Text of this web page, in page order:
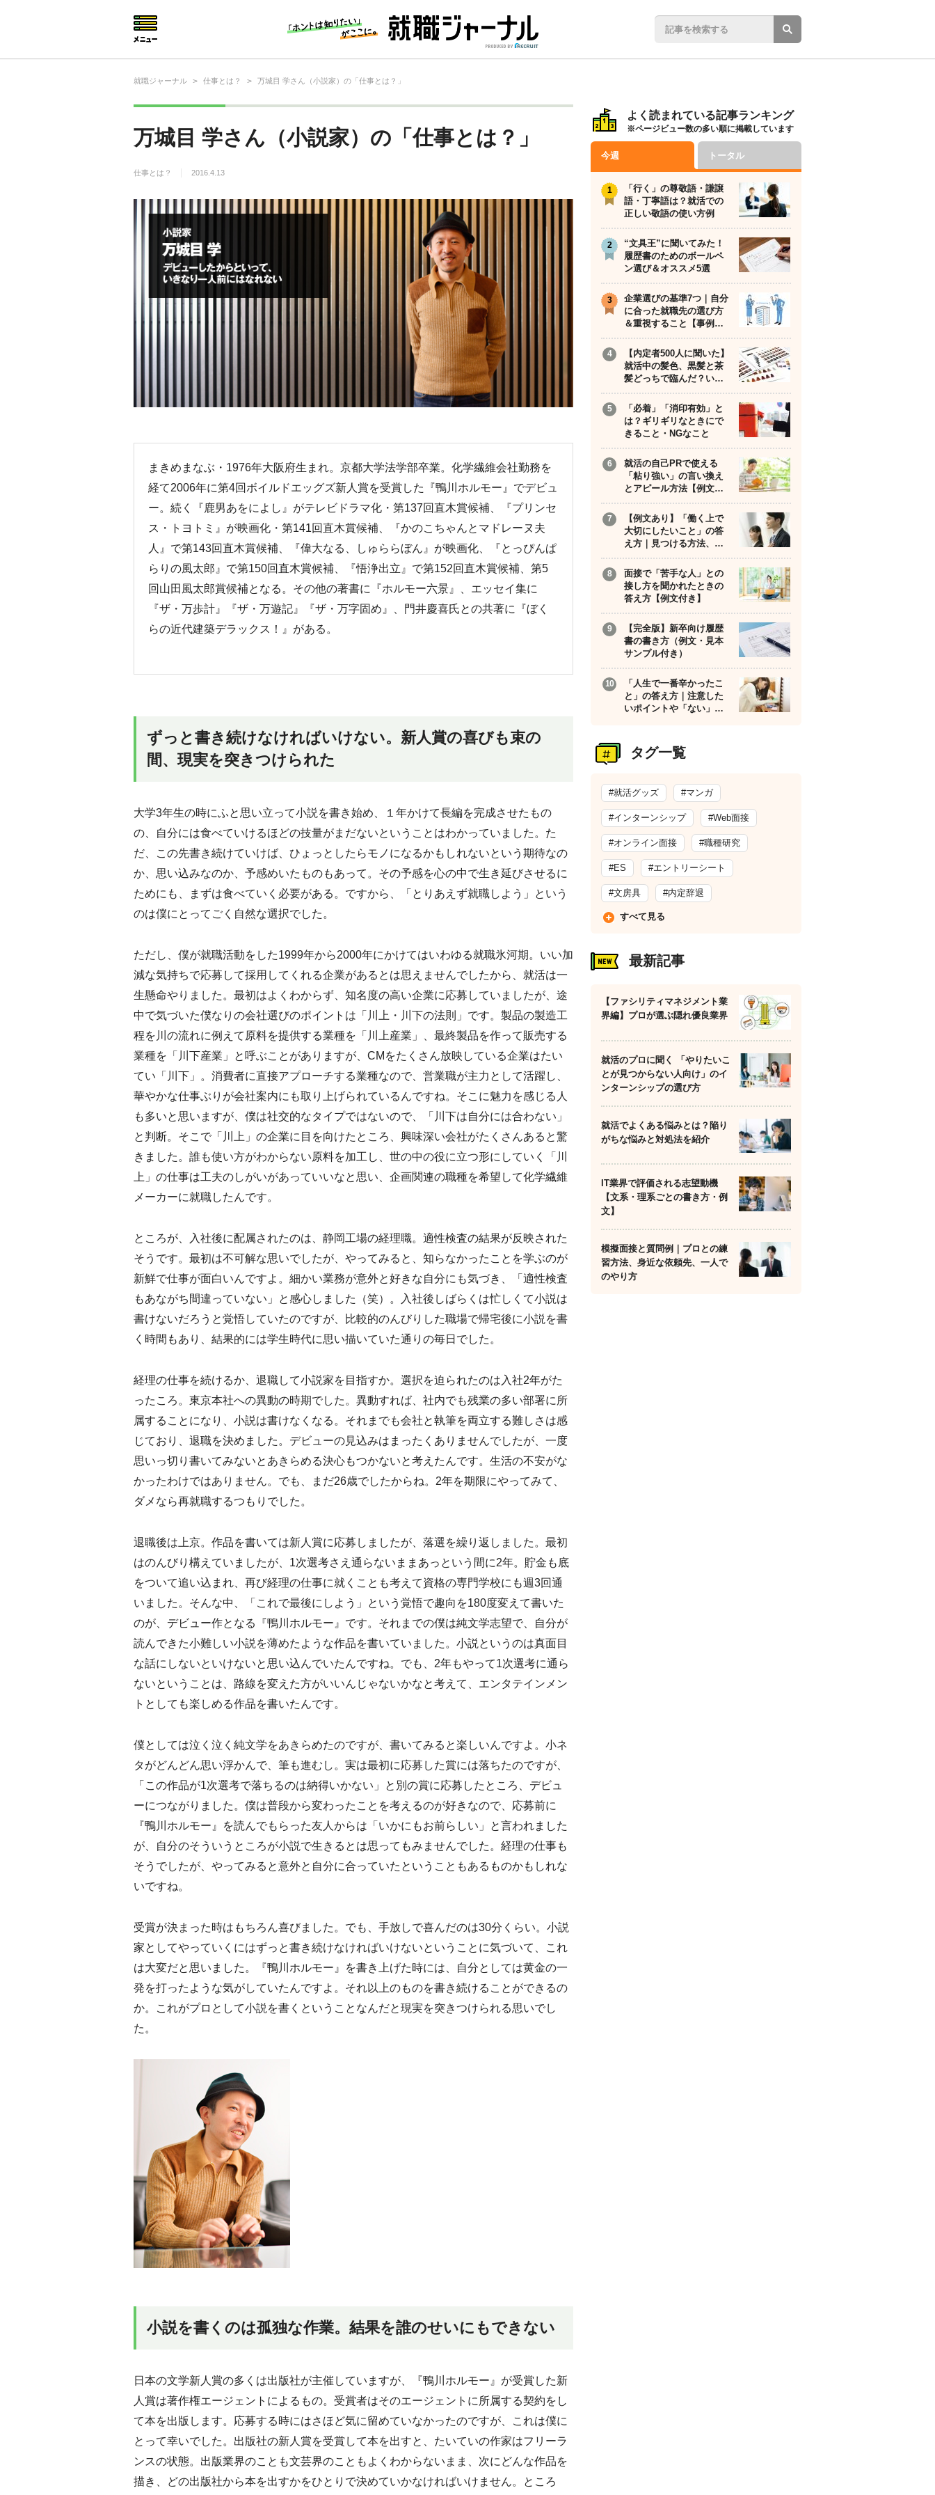
就職ジャーナル > 仕事とは？ > 万城目 学さん（小説家）の「仕事とは？」
万城目 学さん（小説家）の「仕事とは？」
仕事とは？ 2016.4.13
まきめまなぶ・1976年大阪府生まれ。京都大学法学部卒業。化学繊維会社勤務を
経て2006年に第4回ボイルドエッグズ新人賞を受賞した『鴨川ホルモー』でデビュ
ー。続く『鹿男あをによし』がテレビドラマ化・第137回直木賞候補、『プリンセ
ス・トヨトミ』が映画化・第141回直木賞候補、『かのこちゃんとマドレーヌ夫
人』で第143回直木賞候補、『偉大なる、しゅららぼん』が映画化、『とっぴんぱ
らりの風太郎』で第150回直木賞候補、『悟浄出立』で第152回直木賞候補、第5
回山田風太郎賞候補となる。その他の著書に『ホルモー六景』、エッセイ集に
『ザ・万歩計』『ザ・万遊記』『ザ・万字固め』、門井慶喜氏との共著に『ぼく
らの近代建築デラックス！』がある。
ずっと書き続けなければいけない。新人賞の喜びも束の
間、現実を突きつけられた
大学3年生の時にふと思い立って小説を書き始め、１年かけて長編を完成させたもの
の、自分には食べていけるほどの技量がまだないということはわかっていました。た
だ、この先書き続けていけば、ひょっとしたらモノになるかもしれないという期待なの
か、思い込みなのか、予感めいたものもあって。その予感を心の中で生き延びさせるに
ためにも、まずは食べていく必要がある。ですから、「とりあえず就職しよう」という
のは僕にとってごく自然な選択でした。
ただし、僕が就職活動をした1999年から2000年にかけてはいわゆる就職氷河期。いい加
減な気持ちで応募して採用してくれる企業があるとは思えませんでしたから、就活は一
生懸命やりました。最初はよくわからず、知名度の高い企業に応募していましたが、途
中で気づいた僕なりの会社選びのポイントは「川上・川下の法則」です。製品の製造工
程を川の流れに例えて原料を提供する業種を「川上産業」、最終製品を作って販売する
業種を「川下産業」と呼ぶことがありますが、CMをたくさん放映している企業はたい
てい「川下」。消費者に直接アプローチする業種なので、営業職が主力として活躍し、
華やかな仕事ぶりが会社案内にも取り上げられているんですね。そこに魅力を感じる人
も多いと思いますが、僕は社交的なタイプではないので、「川下は自分には合わない」
と判断。そこで「川上」の企業に目を向けたところ、興味深い会社がたくさんあると驚
きました。誰も使い方がわからない原料を加工し、世の中の役に立つ形にしていく「川
上」の仕事は工夫のしがいがあっていいなと思い、企画関連の職種を希望して化学繊維
メーカーに就職したんです。
ところが、入社後に配属されたのは、静岡工場の経理職。適性検査の結果が反映された
そうです。最初は不可解な思いでしたが、やってみると、知らなかったことを学ぶのが
新鮮で仕事が面白いんですよ。細かい業務が意外と好きな自分にも気づき、「適性検査
もあながち間違っていない」と感心しました（笑）。入社後しばらくは忙しくて小説は
書けないだろうと覚悟していたのですが、比較的のんびりした職場で帰宅後に小説を書
く時間もあり、結果的には学生時代に思い描いていた通りの毎日でした。
経理の仕事を続けるか、退職して小説家を目指すか。選択を迫られたのは入社2年がた
ったころ。東京本社への異動の時期でした。異動すれば、社内でも残業の多い部署に所
属することになり、小説は書けなくなる。それまでも会社と執筆を両立する難しさは感
じており、退職を決めました。デビューの見込みはまったくありませんでしたが、一度
思いっ切り書いてみないとあきらめる決心もつかないと考えたんです。生活の不安がな
かったわけではありません。でも、まだ26歳でしたからね。2年を期限にやってみて、
ダメなら再就職するつもりでした。
退職後は上京。作品を書いては新人賞に応募しましたが、落選を繰り返しました。最初
はのんびり構えていましたが、1次選考さえ通らないままあっという間に2年。貯金も底
をついて追い込まれ、再び経理の仕事に就くことも考えて資格の専門学校にも週3回通
いました。そんな中、「これで最後にしよう」という覚悟で趣向を180度変えて書いた
のが、デビュー作となる『鴨川ホルモー』です。それまでの僕は純文学志望で、自分が
読んできた小難しい小説を薄めたような作品を書いていました。小説というのは真面目
な話にしないといけないと思い込んでいたんですね。でも、2年もやって1次選考に通ら
ないということは、路線を変えた方がいいんじゃないかなと考えて、エンタテインメン
トとしても楽しめる作品を書いたんです。
僕としては泣く泣く純文学をあきらめたのですが、書いてみると楽しいんですよ。小ネ
タがどんどん思い浮かんで、筆も進むし。実は最初に応募した賞には落ちたのですが、
「この作品が1次選考で落ちるのは納得いかない」と別の賞に応募したところ、デビュ
ーにつながりました。僕は普段から変わったことを考えるのが好きなので、応募前に
『鴨川ホルモー』を読んでもらった友人からは「いかにもお前らしい」と言われました
が、自分のそういうところが小説で生きるとは思ってもみませんでした。経理の仕事も
そうでしたが、やってみると意外と自分に合っていたということもあるものかもしれな
いですね。
受賞が決まった時はもちろん喜びました。でも、手放しで喜んだのは30分くらい。小説
家としてやっていくにはずっと書き続けなければいけないということに気づいて、これ
は大変だと思いました。『鴨川ホルモー』を書き上げた時には、自分としては黄金の一
発を打ったような気がしていたんですよ。それ以上のものを書き続けることができるの
か。これがプロとして小説を書くということなんだと現実を突きつけられる思いでし
た。
小説を書くのは孤独な作業。結果を誰のせいにもできない
日本の文学新人賞の多くは出版社が主催していますが、『鴨川ホルモー』が受賞した新
人賞は著作権エージェントによるもの。受賞者はそのエージェントに所属する契約をし
て本を出版します。応募する時にはさほど気に留めていなかったのですが、これは僕に
とって幸いでした。出版社の新人賞を受賞して本を出すと、たいていの作家はフリーラ
ンスの状態。出版業界のことも文芸界のこともよくわからないまま、次にどんな作品を
描き、どの出版社から本を出すかをひとりで決めていかなければいけません。ところ
よく読まれている記事ランキング
※ページビュー数の多い順に掲載しています
今週 トータル
「行く」の尊敬語・謙譲
語・丁寧語は？就活での
正しい敬語の使い方例
“文具王”に聞いてみた！
履歴書のためのボールペ
ン選び＆オススメ5選
企業選びの基準7つ｜自分
に合った就職先の選び方
＆重視すること【事例…
【内定者500人に聞いた】
就活中の髪色、黒髪と茶
髪どっちで臨んだ？い…
「必着」「消印有効」と
は？ギリギリなときにで
きること・NGなこと
就活の自己PRで使える
「粘り強い」の言い換え
とアピール方法【例文…
【例文あり】「働く上で
大切にしたいこと」の答
え方｜見つける方法、…
面接で「苦手な人」との
接し方を聞かれたときの
答え方【例文付き】
【完全版】新卒向け履歴
書の書き方（例文・見本
サンプル付き）
「人生で一番辛かったこ
と」の答え方｜注意した
いポイントや「ない」…
タグ一覧
#就活グッズ #マンガ
#インターンシップ #Web面接
#オンライン面接 #職種研究
#ES #エントリーシート
#文房具 #内定辞退
すべて見る
最新記事
【ファシリティマネジメント業
界編】プロが選ぶ隠れ優良業界
就活のプロに聞く 「やりたいこ
とが見つからない人向け」のイ
ンターンシップの選び方
就活でよくある悩みとは？陥り
がちな悩みと対処法を紹介
IT業界で評価される志望動機
【文系・理系ごとの書き方・例
文】
模擬面接と質問例｜プロとの練
習方法、身近な依頼先、一人で
のやり方
仕事の選び方・ヒント
就活コラム